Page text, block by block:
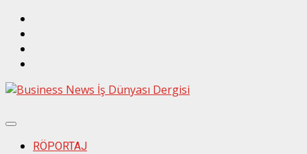
Skip
content
Primary
MenuRÖPORTAJ